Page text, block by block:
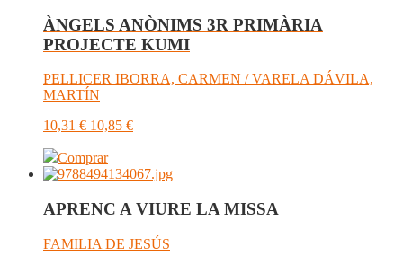
ÀNGELS ANÒNIMS 3R PRIMÀRIA
PROJECTE KUMI
PELLICER IBORRA, CARMEN / VARELA DÁVILA,
MARTÍN
10,31 € 10,85 €
Comprar
APRENC A VIURE LA MISSA
FAMILIA DE JESÚS